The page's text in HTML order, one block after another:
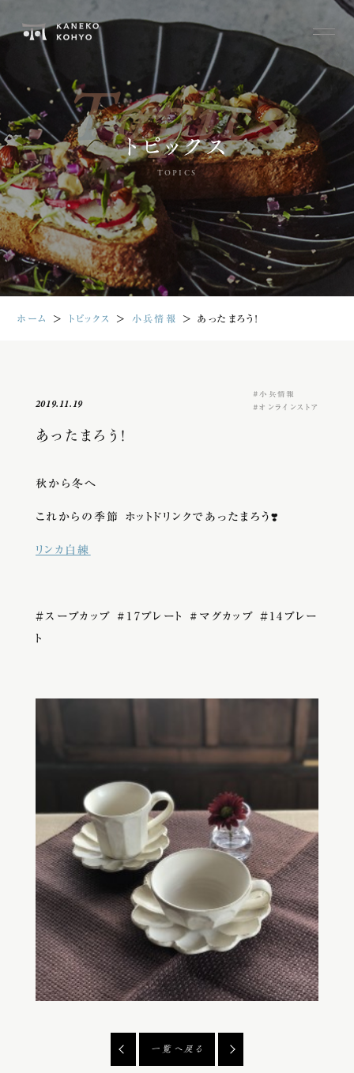
Topics
トピックス
TOPICS
ホーム ＞ トピックス ＞ 小兵情報 ＞あったまろう！
2019.11.19
小兵情報
オンラインストア
あったまろう！
秋から冬へ
これからの季節 ホットドリンクであったまろう❣️
リンカ白練
＃スープカップ #17プレート #マグカップ ＃14プレー
ト
一覧へ戻る